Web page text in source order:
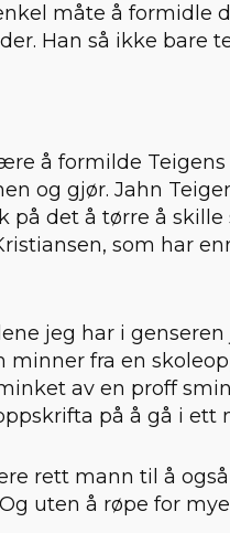
måte å formidle
Han så ikke bare
å formilde
og gjør. Jahn
på det å tørre å
som har
jeg har i
minner fra en
av en proff
på å gå i ett
rett mann til å
uten å røpe for